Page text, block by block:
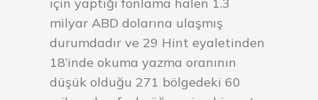
milyar ABD dolarına ulaşmış
durumdadır ve 29 Hint eyaletinden
18’inde okuma yazma oranının
düşük olduğu 271 bölgedeki 60